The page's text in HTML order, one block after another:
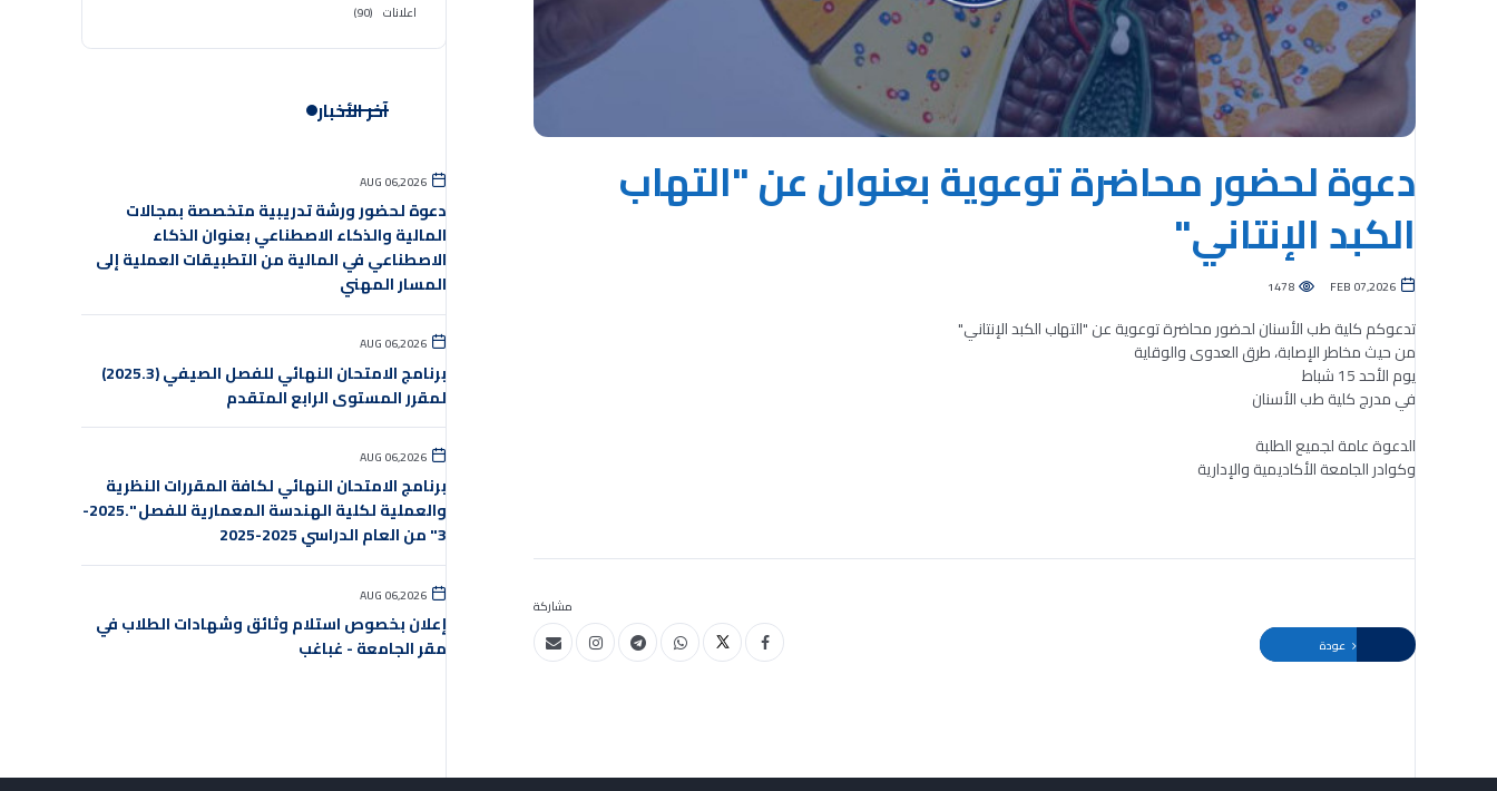
دعوة لحضور محاضرة توعوية بعنوان عن "التهاب
الكبد الإنتاني"
FEB 07,2026
1478
تدعوكم كلية طب الأسنان لحضور محاضرة توعوية عن "التهاب الكبد الإنتاني"
من حيث مخاطر الإصابة، طرق العدوى والوقاية
يوم الأحد 15 شباط
في مدرج كلية طب الأسنان
الدعوة عامة لجميع الطلبة
وكوادر الجامعة الأكاديمية والإدارية
مشاركة
اعلانات (90)
آخر الأخبار
AUG 06,2026
دعوة لحضور ورشة تدريبية متخصصة بمجالات
المالية والذكاء الاصطناعي بعنوان الذكاء
الاصطناعي في المالية من التطبيقات العملية إلى
المسار المهني
AUG 06,2026
برنامج الامتحان النهائي للفصل الصيفي (2025.3)
لمقرر المستوى الرابع المتقدم
AUG 06,2026
برنامج الامتحان النهائي لكافة المقررات النظرية
والعملية لكلية الهندسة المعمارية للفصل ".2025-
3" من العام الدراسي 2025-2025
AUG 06,2026
إعلان بخصوص استلام وثائق وشهادات الطلاب في
مقر الجامعة - غباغب